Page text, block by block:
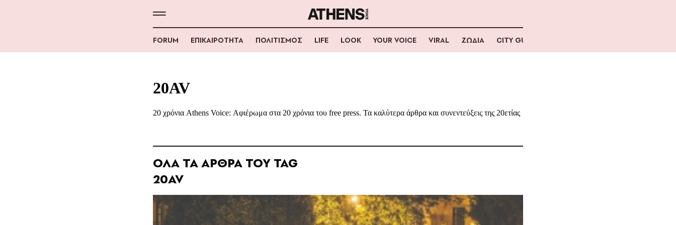
FORUM ΕΠΙΚΑΙΡΟΤΗΤΑ ΠΟΛΙΤΙΣΜΟΣ LIFE LOOK YOUR VOICE VIRAL ΖΩΔΙΑ CITY GUIDE
20AV
20 χρόνια Athens Voice: Αφιέρωμα στα 20 χρόνια του free press. Τα καλύτερα άρθρα και συνεντεύξεις της 20ετίας
ΟΛΑ ΤΑ ΑΡΘΡΑ ΤΟΥ TAG
20AV